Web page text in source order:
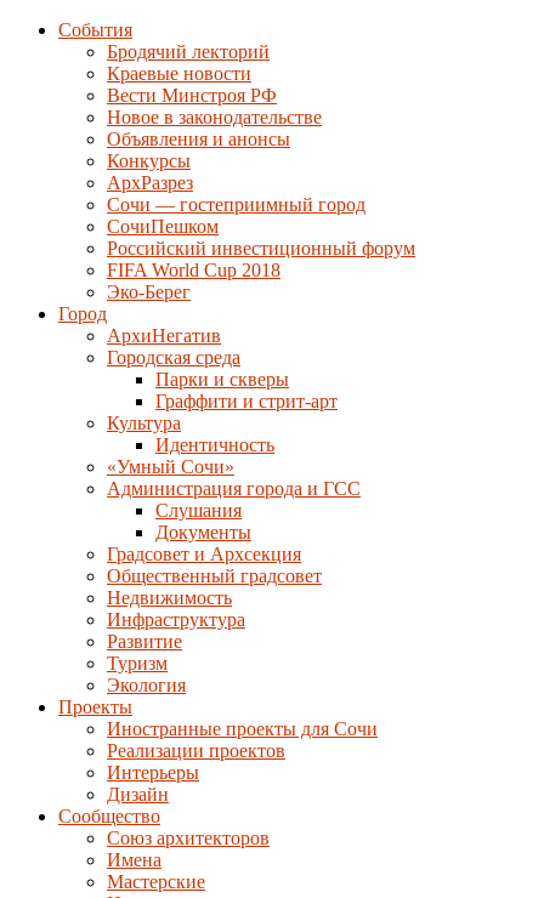
События
Бродячий лекторий
Краевые новости
Вести Минстроя РФ
Новое в законодательстве
Объявления и анонсы
Конкурсы
АрхРазрез
Сочи — гостеприимный город
СочиПешком
Российский инвестиционный форум
FIFA World Cup 2018
Эко-Берег
Город
АрхиНегатив
Городская среда
Парки и скверы
Граффити и стрит-арт
Культура
Идентичность
«Умный Сочи»
Администрация города и ГСС
Слушания
Документы
Градсовет и Архсекция
Общественный градсовет
Недвижимость
Инфраструктура
Развитие
Туризм
Экология
Проекты
Иностранные проекты для Сочи
Реализации проектов
Интерьеры
Дизайн
Сообщество
Союз архитекторов
Имена
Мастерские